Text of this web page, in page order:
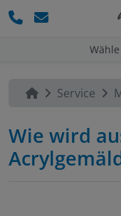
Service
Wie wird